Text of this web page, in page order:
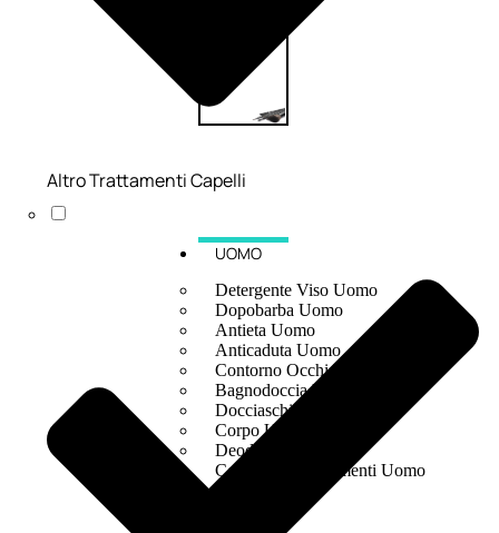
UOMO
Detergente Viso Uomo
Dopobarba Uomo
Antieta Uomo
Anticaduta Uomo
Contorno Occhi Uomo
Bagnodoccia Uomo Profumi
Docciaschiuma Uomo
Corpo Uomo
Deodoranti Uomo
Confezioni Trattamenti Uomo
Altro Trattamenti Capelli